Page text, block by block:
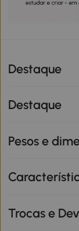
Destaque
Destaque
Pesos e
Trocas e